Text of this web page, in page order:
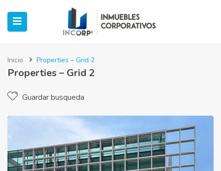
(Retail)
(Casos de Éxito)
Inicio Properties – Grid 2
Properties – Grid 2
Guardar busqueda